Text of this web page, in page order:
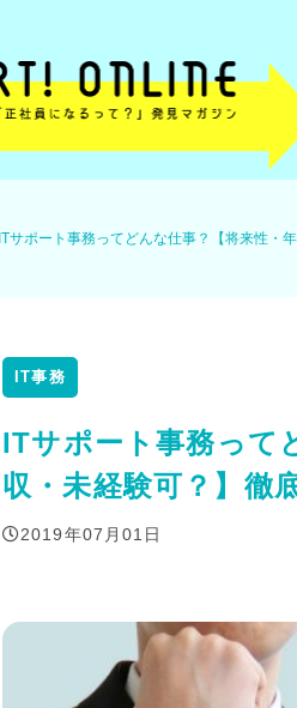
ITサポート事務ってどんな仕事？【将来性・
IT事務
ITサポート事務って
収・未経験可？】徹
2019年07月01日